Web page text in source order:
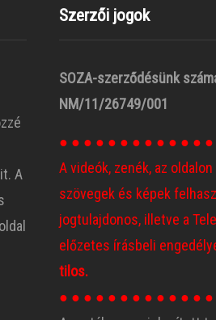
A
oldal
Szerzői jogok
SOZA-szerződésünk
NM/11/26749/001
● ● ● ● ● ● ● ● ● ● ● ● ●
A videók, zenék, az
szövegek és képek
jogtulajdonos, illetve a
előzetes írásbeli
tilos.
● ● ● ● ● ● ● ● ● ● ● ●